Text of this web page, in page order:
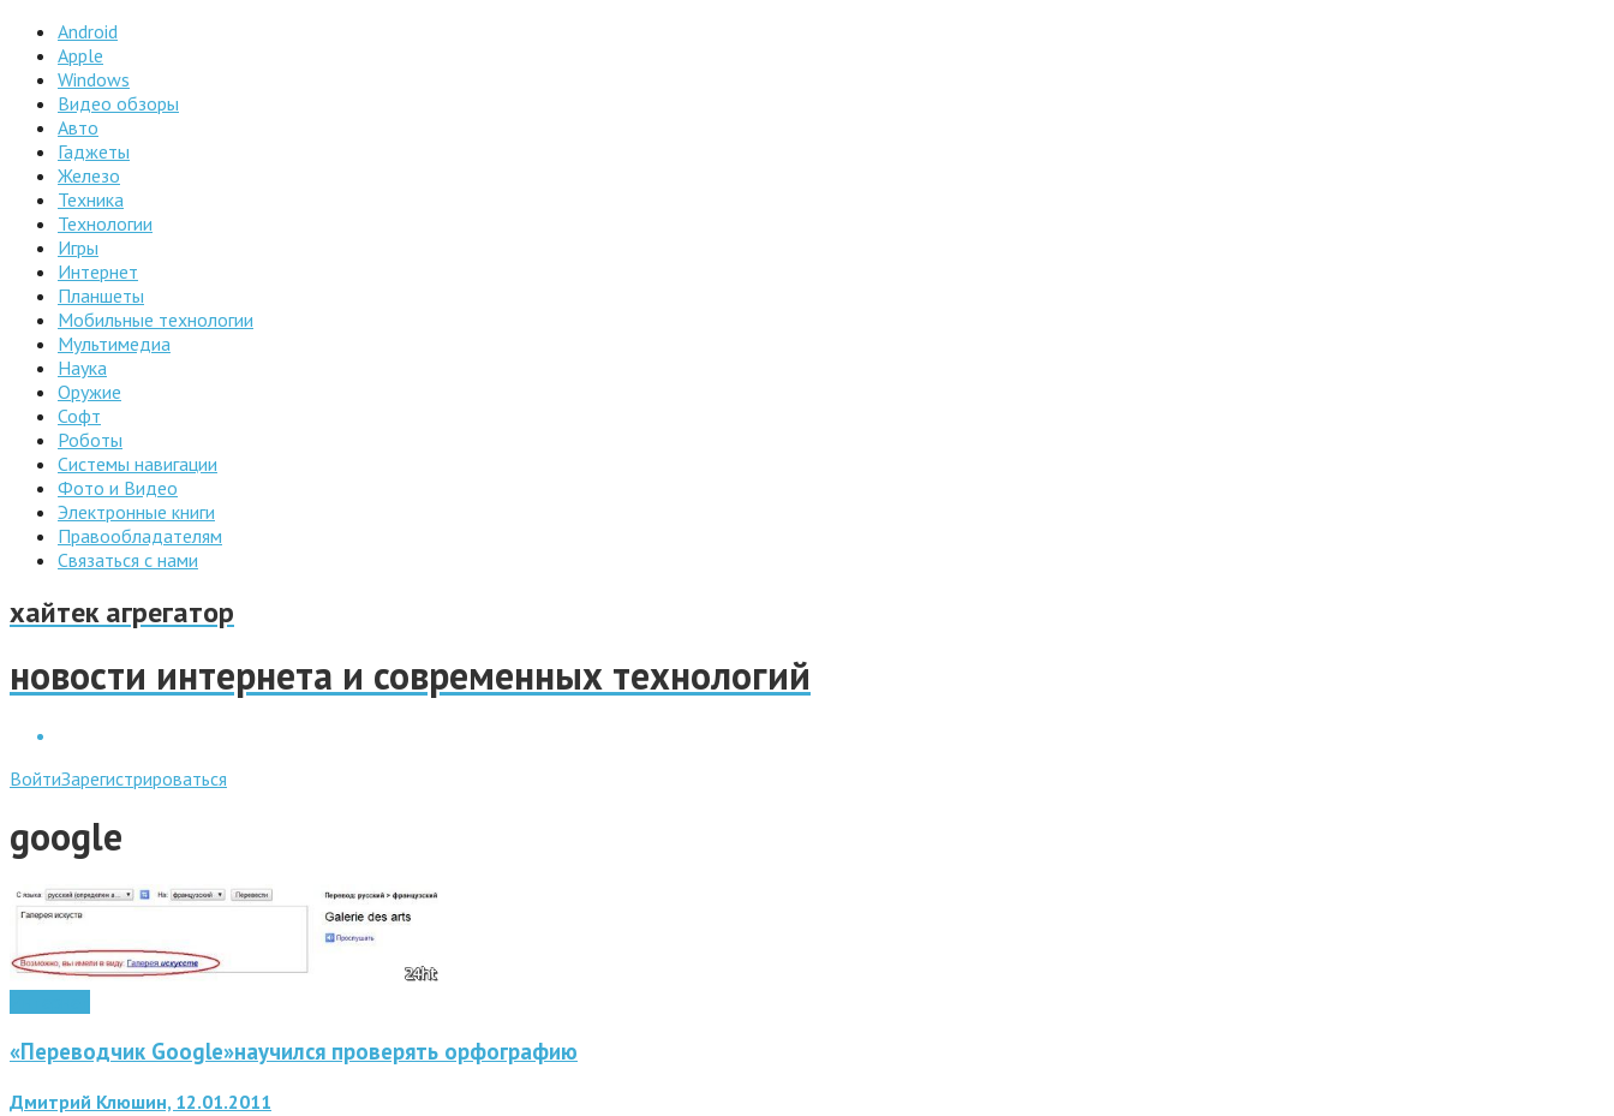
Android
Apple
Windows
Видео обзоры
Авто
Гаджеты
Железо
Техника
Технологии
Игры
Интернет
Планшеты
Мобильные технологии
Мультимедиа
Наука
Оружие
Софт
Роботы
Системы навигации
Фото и Видео
Электронные книги
Правообладателям
Связаться с нами
хайтек агрегатор
новости интернета и современных технологий
ВойтиЗарегистрироваться
google
«Переводчик Google»научился проверять орфографию
Дмитрий Клюшин, 12.01.2011